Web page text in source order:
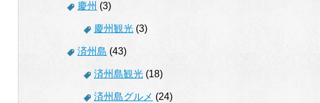
慶州 (3)
慶州観光 (3)
済州島 (43)
済州島観光 (18)
済州島グルメ (24)